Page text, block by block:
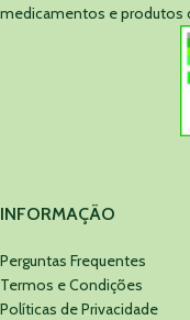
medicamentos e produtos
INFORMAÇÃO
Perguntas Frequentes
Termos e Condições
Políticas de Privacidade